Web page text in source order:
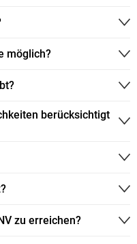
möglich?
berücksichtigt
zu erreichen?